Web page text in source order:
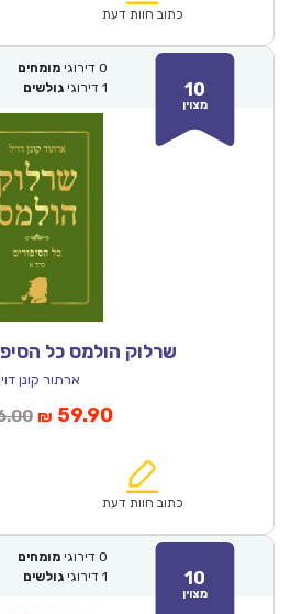
₪70.00.
כתוב חוות דעת
10
מצוין
0 דירוגי מומחים
1 דירוגי גולשים
שרלוק הולמס כל
ארתור קונן
המחיר
₪86.00.
₪ 59.90המחיר
הוא:
כתוב חוות דעת
10
מצוין
0 דירוגי מומחים
1 דירוגי גולשים